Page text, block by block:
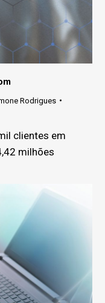
Rodrigues
clientes em
milhões